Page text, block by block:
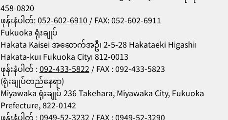
458-0820
ဖုန်းနံပါတ်:052-602-6910 / FAX: 052-602-6911
Fukuoka ရုံးချုပ်
Hakata Kaisei အဆောက်အဦ၊ 2-5-28 Hakataeki Higashi၊
Hakata-ku၊ Fukuoka City၊ 812-0013
ဖုန်းနံပါတ် :092-433-5822 / FAX : 092-433-5823
(ရုံးချုပ်တည်နေရာ)
Miyawaka ရုံးချုပ် 236 Takehara, Miyawaka City, Fukuoka
Prefecture, 822-0142
ဖုန်းနံပါတ် :0949-52-3232 / FAX : 0949-52-3290